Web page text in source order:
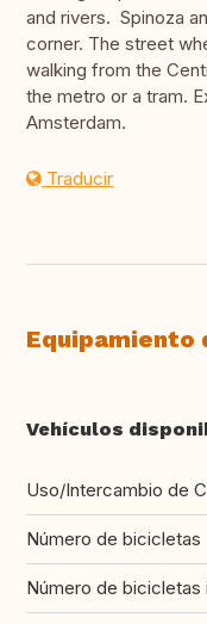
and rivers. Spinoza
corner. The street
walking from the
the metro or a tram.
Amsterdam.
Traducir
Equipamiento
Vehículos
Uso/Intercambio de
Número de bicicletas
Número de bicicletas